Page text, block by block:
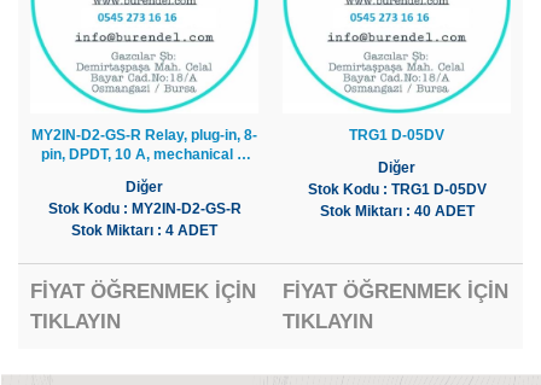
MY2IN-D2-GS-R Relay, plug-in, 8-
pin, DPDT, 10 A, mechanical &
Diğer
Stok Kodu : MY2IN-D2-GS-R
Stok Miktarı : 4 ADET
FİYAT ÖĞRENMEK İÇİN
TIKLAYIN
TRG1 D-05DV
Diğer
Stok Kodu : TRG1 D-05DV
Stok Miktarı : 40 ADET
FİYAT ÖĞRENMEK İÇİN
TIKLAYIN